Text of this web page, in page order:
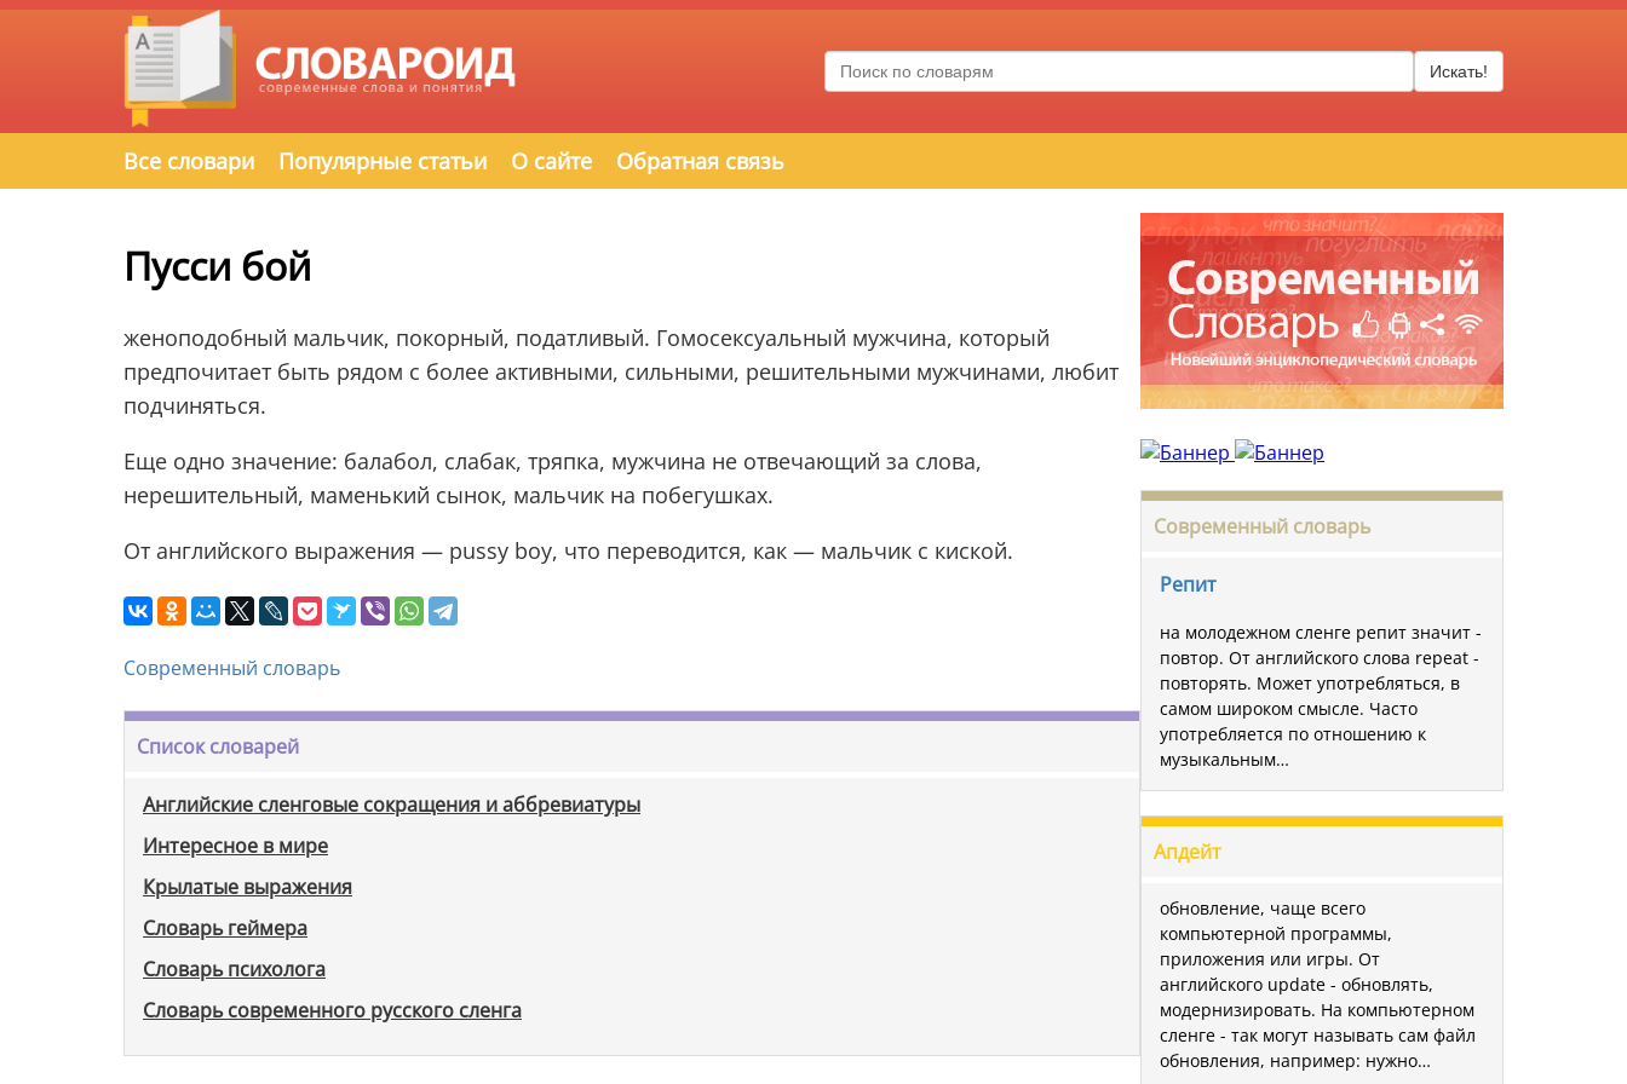
Искать!
Все словари Популярные статьи О сайте Обратная связь
Пусси бой
женоподобный мальчик, покорный, податливый. Гомосексуальный мужчина, который
предпочитает быть рядом с более активными, сильными, решительными мужчинами, любит
подчиняться.
Еще одно значение: балабол, слабак, тряпка, мужчина не отвечающий за слова,
нерешительный, маменький сынок, мальчик на побегушках.
От английского выражения — pussy boy, что переводится, как — мальчик с киской.
Современный словарь
Список словарей
Английские сленговые сокращения и аббревиатуры
Интересное в мире
Крылатые выражения
Словарь геймера
Словарь психолога
Словарь современного русского сленга
Современный словарь
Репит
на молодежном сленге репит значит -
повтор. От английского слова repeat -
повторять. Может употребляться, в
самом широком смысле. Часто
употребляется по отношению к
музыкальным…
Апдейт
обновление, чаще всего
компьютерной программы,
приложения или игры. От
английского update - обновлять,
модернизировать. На компьютерном
сленге - так могут называть сам файл
обновления, например: нужно…